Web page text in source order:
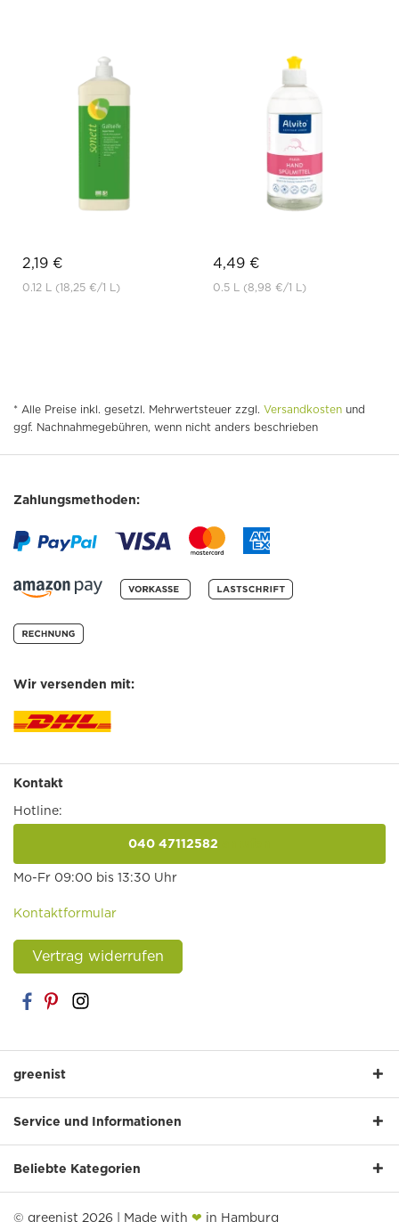
2,19 €
0.12 L (18,25 €/1 L)
4,49 €
0.5 L (8,98 €/1 L)
* Alle Preise inkl. gesetzl. Mehrwertsteuer zzgl. Versandkosten und
ggf. Nachnahmegebühren, wenn nicht anders beschrieben
Zahlungsmethoden:
Wir versenden mit:
Kontakt
Hotline:
040 47112582
Mo-Fr 09:00 bis 13:30 Uhr
Kontaktformular
Vertrag widerrufen
greenist
Service und Informationen
Beliebte Kategorien
© greenist 2026 | Made with ❤ in Hamburg